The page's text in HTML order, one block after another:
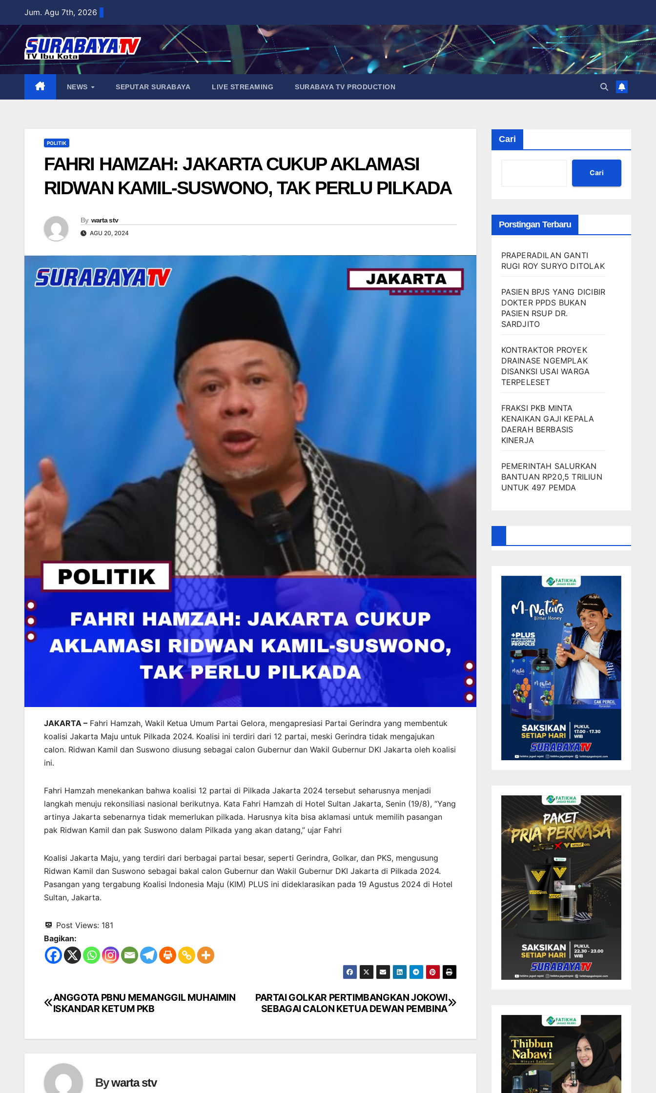
content
Jum. Agu 7th, 2026
NEWS SEPUTAR SURABAYA LIVE STREAMING SURABAYA TV PRODUCTION
POLITIK
FAHRI HAMZAH: JAKARTA CUKUP AKLAMASI
RIDWAN KAMIL-SUSWONO, TAK PERLU PILKADA
By warta stv
AGU 20, 2024
JAKARTA – Fahri Hamzah, Wakil Ketua Umum Partai Gelora, mengapresiasi Partai Gerindra yang membentuk
koalisi Jakarta Maju untuk Pilkada 2024. Koalisi ini terdiri dari 12 partai, meski Gerindra tidak mengajukan
calon. Ridwan Kamil dan Suswono diusung sebagai calon Gubernur dan Wakil Gubernur DKI Jakarta oleh koalisi
ini.
Fahri Hamzah menekankan bahwa koalisi 12 partai di Pilkada Jakarta 2024 tersebut seharusnya menjadi
langkah menuju rekonsiliasi nasional berikutnya. Kata Fahri Hamzah di Hotel Sultan Jakarta, Senin (19/8), “Yang
artinya Jakarta sebenarnya tidak memerlukan pilkada. Harusnya kita bisa aklamasi untuk memilih pasangan
pak Ridwan Kamil dan pak Suswono dalam Pilkada yang akan datang,” ujar Fahri
Koalisi Jakarta Maju, yang terdiri dari berbagai partai besar, seperti Gerindra, Golkar, dan PKS, mengusung
Ridwan Kamil dan Suswono sebagai bakal calon Gubernur dan Wakil Gubernur DKI Jakarta di Pilkada 2024.
Pasangan yang tergabung Koalisi Indonesia Maju (KIM) PLUS ini dideklarasikan pada 19 Agustus 2024 di Hotel
Sultan, Jakarta.
Post Views: 181
Bagikan:
Navigasi
PARTAI GOLKAR PERTIMBANGKAN JOKOWI
SEBAGAI CALON KETUA DEWAN PEMBINA
ANGGOTA PBNU MEMANGGIL MUHAIMIN
ISKANDAR KETUM PKB
Bywarta stv
Cari
Cari
Porstingan Terbaru
PRAPERADILAN GANTI
RUGI ROY SURYO DITOLAK
PASIEN BPJS YANG DICIBIR
DOKTER PPDS BUKAN
PASIEN RSUP DR.
SARDJITO
KONTRAKTOR PROYEK
DRAINASE NGEMPLAK
DISANKSI USAI WARGA
TERPELESET
FRAKSI PKB MINTA
KENAIKAN GAJI KEPALA
DAERAH BERBASIS
KINERJA
PEMERINTAH SALURKAN
BANTUAN RP20,5 TRILIUN
UNTUK 497 PEMDA